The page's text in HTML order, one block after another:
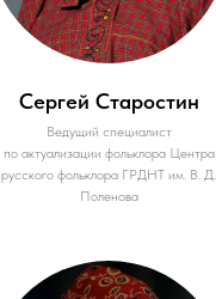
Сергей Старостин
Ведущий специалист
по актуализации фольклора Центра
русского фольклора ГРДНТ им. В. Д.
Поленова